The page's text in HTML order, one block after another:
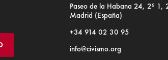
Paseo de la Habana 24, 2º
Madrid (España)
+34 914 02 30 95
info@civismo.org